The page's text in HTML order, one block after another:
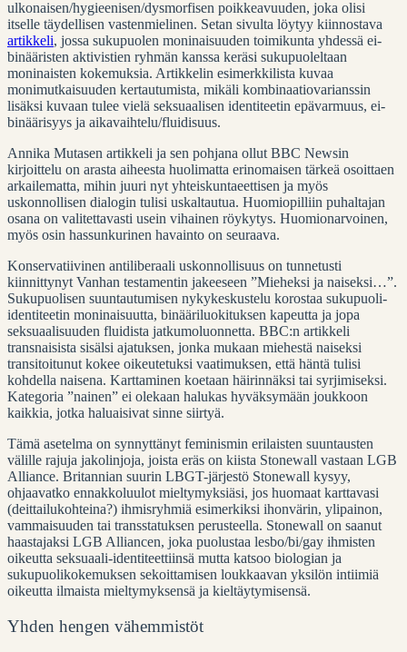
ulkonaisen/hygieenisen/dysmorfisen poikkeavuuden, joka olisi
itselle täydellisen vastenmielinen. Setan sivulta löytyy kiinnostava
artikkeli, jossa sukupuolen moninaisuuden toimikunta yhdessä ei-
binääristen aktivistien ryhmän kanssa keräsi sukupuoleltaan
moninaisten kokemuksia. Artikkelin esimerkkilista kuvaa
monimutkaisuuden kertautumista, mikäli kombinaatiovarianssin
lisäksi kuvaan tulee vielä seksuaalisen identiteetin epävarmuus, ei-
binäärisyys ja aikavaihtelu/fluidisuus.
Annika Mutasen artikkeli ja sen pohjana ollut BBC Newsin
kirjoittelu on arasta aiheesta huolimatta erinomaisen tärkeä osoittaen
arkailematta, mihin juuri nyt yhteiskuntaeettisen ja myös
uskonnollisen dialogin tulisi uskaltautua. Huomiopilliin puhaltajan
osana on valitettavasti usein vihainen röykytys. Huomionarvoinen,
myös osin hassunkurinen havainto on seuraava.
Konservatiivinen antiliberaali uskonnollisuus on tunnetusti
kiinnittynyt Vanhan testamentin jakeeseen ”Mieheksi ja naiseksi…”.
Sukupuolisen suuntautumisen nykykeskustelu korostaa sukupuoli-
identiteetin moninaisuutta, binääriluokituksen kapeutta ja jopa
seksuaalisuuden fluidista jatkumoluonnetta. BBC:n artikkeli
transnaisista sisälsi ajatuksen, jonka mukaan miehestä naiseksi
transitoitunut kokee oikeutetuksi vaatimuksen, että häntä tulisi
kohdella naisena. Karttaminen koetaan häirinnäksi tai syrjimiseksi.
Kategoria ”nainen” ei olekaan halukas hyväksymään joukkoon
kaikkia, jotka haluaisivat sinne siirtyä.
Tämä asetelma on synnyttänyt feminismin erilaisten suuntausten
välille rajuja jakolinjoja, joista eräs on kiista Stonewall vastaan LGB
Alliance. Britannian suurin LBGT-järjestö Stonewall kysyy,
ohjaavatko ennakkoluulot mieltymyksiäsi, jos huomaat karttavasi
(deittailukohteina?) ihmisryhmiä esimerkiksi ihonvärin, ylipainon,
vammaisuuden tai transstatuksen perusteella. Stonewall on saanut
haastajaksi LGB Alliancen, joka puolustaa lesbo/bi/gay ihmisten
oikeutta seksuaali-identiteettiinsä mutta katsoo biologian ja
sukupuolikokemuksen sekoittamisen loukkaavan yksilön intiimiä
oikeutta ilmaista mieltymyksensä ja kieltäytymisensä.
Yhden hengen vähemmistöt